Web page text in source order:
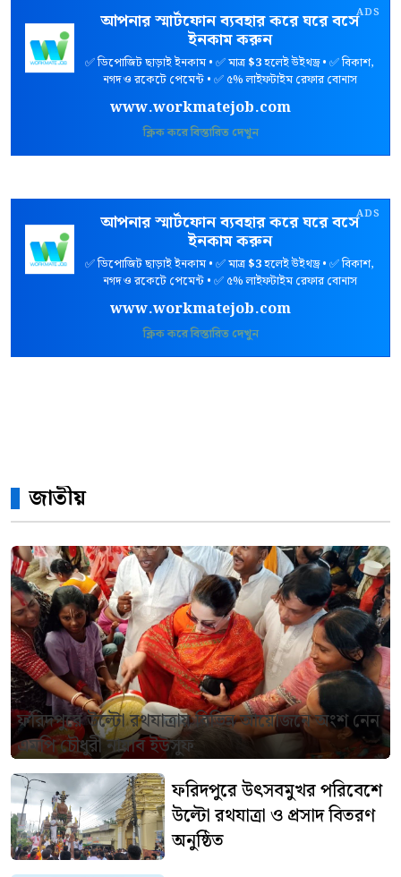
ADS
আপনার স্মার্টফোন ব্যবহার করে ঘরে বসে
ইনকাম করুন
✅ ডিপোজিট ছাড়াই ইনকাম • ✅ মাত্র$3হলেই উইথড্র • ✅ বিকাশ,
নগদ ও রকেটে পেমেন্ট • ✅ ৫% লাইফটাইম রেফার বোনাস
www.workmatejob.com
ক্লিক করে বিস্তারিত দেখুন
ADS
আপনার স্মার্টফোন ব্যবহার করে ঘরে বসে
ইনকাম করুন
✅ ডিপোজিট ছাড়াই ইনকাম • ✅ মাত্র$3হলেই উইথড্র • ✅ বিকাশ,
নগদ ও রকেটে পেমেন্ট • ✅ ৫% লাইফটাইম রেফার বোনাস
www.workmatejob.com
ক্লিক করে বিস্তারিত দেখুন
জাতীয়
ফরিদপুরে উল্টো রথযাত্রায় বিভিন্ন আয়োজনে অংশ নেন
এমপি চৌধুরী নায়াব ইউসুফ
ফরিদপুরে উৎসবমুখর পরিবেশে
উল্টো রথযাত্রা ও প্রসাদ বিতরণ
অনুষ্ঠিত